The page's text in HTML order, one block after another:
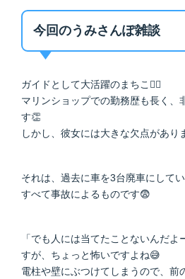
今回のうみさんぽ雑談
ガイドとして大活躍のまちこ🚣‍♀️
マリンショップでの勤務歴も長く、
す👏
しかし、彼女には大きな欠点があり
それは、過去に車を3台廃車にして
すべて事故によるものです😨
「でも人には当てたことないんだよ
すが、ちょっと怖いですよね😅
電柱や壁にぶつけてしまうので、前